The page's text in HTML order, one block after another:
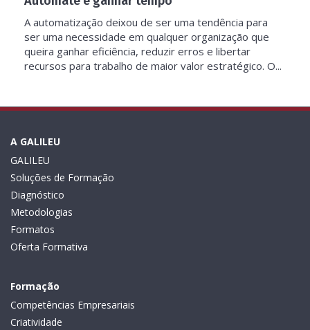
A automatização deixou de ser uma tendência para
ser uma necessidade em qualquer organização que
queira ganhar eficiência, reduzir erros e libertar
recursos para trabalho de maior valor estratégico. O...
A GALILEU
GALILEU
Soluções de Formação
Diagnóstico
Metodologias
Formatos
Oferta Formativa
Formação
Competências Empresariais
Criatividade